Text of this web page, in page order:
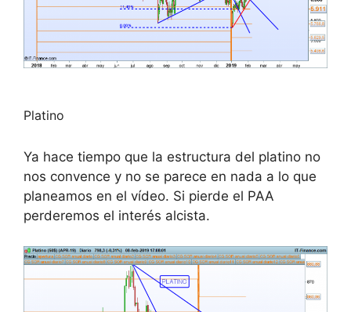
Platino
Ya hace tiempo que la estructura del platino no
nos convence y no se parece en nada a lo que
planeamos en el vídeo. Si pierde el PAA
perderemos el interés alcista.